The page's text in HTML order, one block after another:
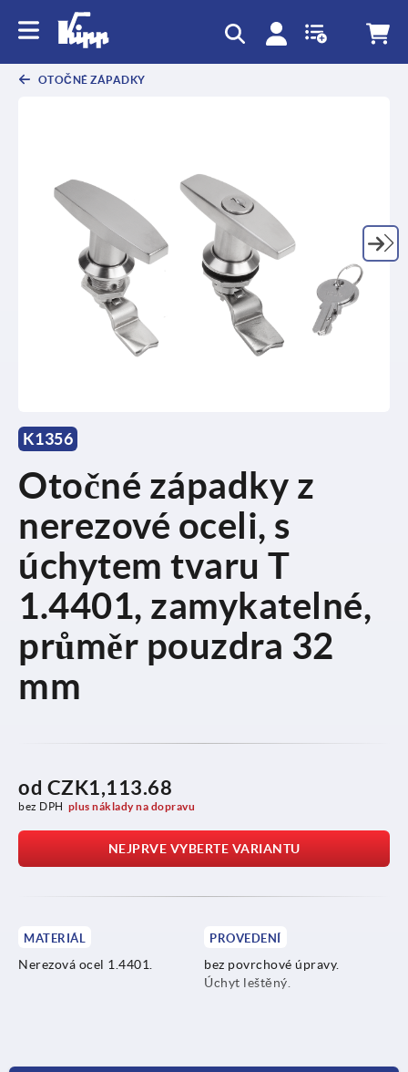
OTOČNÉ ZÁPADKY
K1356
Otočné západky z
nerezové oceli, s
úchytem tvaru T
1.4401, zamykatelné,
průměr pouzdra 32
mm
od CZK1,113.68
bez DPH plus náklady na dopravu
NEJPRVE VYBERTE VARIANTU
MATERIÁL
Nerezová ocel 1.4401.
PROVEDENÍ
bez povrchové úpravy.
Úchyt leštěný.